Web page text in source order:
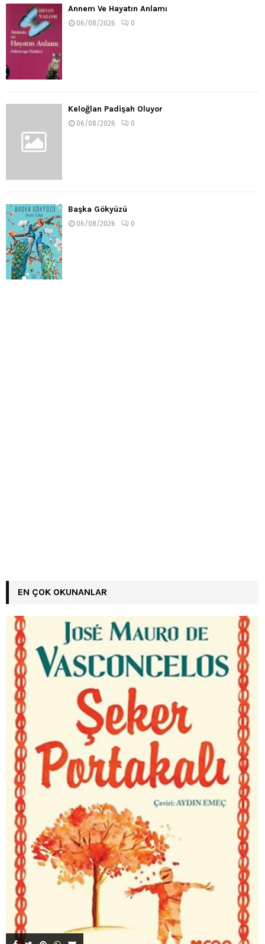
Annem Ve Hayatın Anlamı
06/08/2026 0
Keloğlan Padişah Oluyor
06/08/2026 0
Başka Gökyüzü
06/08/2026 0
EN ÇOK OKUNANLAR